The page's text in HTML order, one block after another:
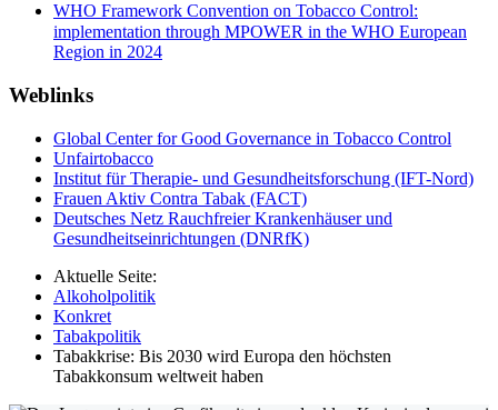
WHO Framework Convention on Tobacco Control:
implementation through MPOWER in the WHO European
Region in 2024
Weblinks
Global Center for Good Governance in Tobacco Control
Unfairtobacco
Institut für Therapie- und Gesundheitsforschung (IFT-Nord)
Frauen Aktiv Contra Tabak (FACT)
Deutsches Netz Rauchfreier Krankenhäuser und
Gesundheitseinrichtungen (DNRfK)
Aktuelle Seite:
Alkoholpolitik
Konkret
Tabakpolitik
Tabakkrise: Bis 2030 wird Europa den höchsten
Tabakkonsum weltweit haben